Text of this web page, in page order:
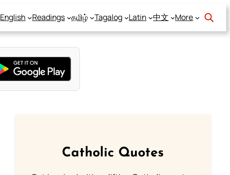
English Readings தமிழ் Tagalog Latin 中文 More
Catholic Quotes